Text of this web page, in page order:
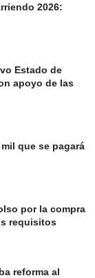
2026:
Estado de
apoyo de las
que se pagará
por la compra
requisitos
reforma al